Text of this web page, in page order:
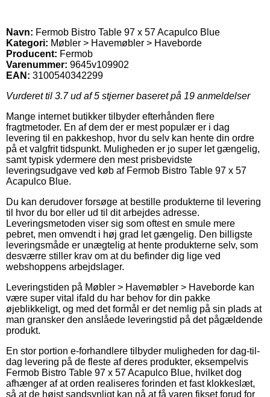
Navn: Fermob Bistro Table 97 x 57 Acapulco Blue
Kategori: Møbler > Havemøbler > Haveborde
Producent: Fermob
Varenummer: 9645v109902
EAN: 3100540342299
Vurderet til 3.7ud af 5 stjerner baseret på 19 anmeldelser
Mange internet butikker tilbyder efterhånden flere
fragtmetoder. En af dem der er mest populær er i dag
levering til en pakkeshop, hvor du selv kan hente din ordre
på et valgfrit tidspunkt. Muligheden er jo super let gængelig,
samt typisk ydermere den mest prisbevidste
leveringsudgave ved køb af Fermob Bistro Table 97 x 57
Acapulco Blue.
Du kan derudover forsøge at bestille produkterne til levering
til hvor du bor eller ud til dit arbejdes adresse.
Leveringsmetoden viser sig som oftest en smule mere
pebret, men omvendt i høj grad let gængelig. Den billigste
leveringsmåde er unægtelig at hente produkterne selv, som
desværre stiller krav om at du befinder dig lige ved
webshoppens arbejdslager.
Leveringstiden på Møbler > Havemøbler > Haveborde kan
være super vital ifald du har behov for din pakke
øjeblikkeligt, og med det formål er det nemlig på sin plads at
man gransker den anslåede leveringstid på det pågældende
produkt.
En stor portion e-forhandlere tilbyder muligheden for dag-til-
dag levering på de fleste af deres produkter, eksempelvis
Fermob Bistro Table 97 x 57 Acapulco Blue, hvilket dog
afhænger af at orden realiseres forinden et fast klokkeslæt,
så at de højst sandsynligt kan nå at få varen fikset forud for